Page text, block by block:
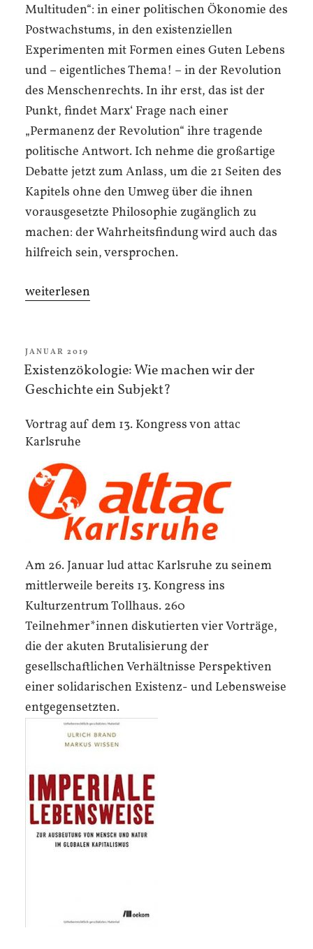
Multituden“: in einer politischen Ökonomie des
Postwachstums, in den existenziellen
Experimenten mit Formen eines Guten Lebens
und – eigentliches Thema! – in der Revolution
des Menschenrechts. In ihr erst, das ist der
Punkt, findet Marx‘ Frage nach einer
„Permanenz der Revolution“ ihre tragende
politische Antwort. Ich nehme die großartige
Debatte jetzt zum Anlass, um die 21 Seiten des
Kapitels ohne den Umweg über die ihnen
vorausgesetzte Philosophie zugänglich zu
machen: der Wahrheitsfindung wird auch das
hilfreich sein, versprochen.
„Postwachstum,
Menschenrechtsrevolution“
weiterlesen
VERÖFFENTLICHT
AM
JANUAR 2019
Existenzökologie: Wie machen wir der
Geschichte ein Subjekt?
Vortrag auf dem 13. Kongress von attac
Karlsruhe
Am 26. Januar lud attac Karlsruhe zu seinem
mittlerweile bereits 13. Kongress ins
Kulturzentrum Tollhaus. 260
Teilnehmer*innen diskutierten vier Vorträge,
die der akuten Brutalisierung der
gesellschaftlichen Verhältnisse Perspektiven
einer solidarischen Existenz- und Lebensweise
entgegensetzten.